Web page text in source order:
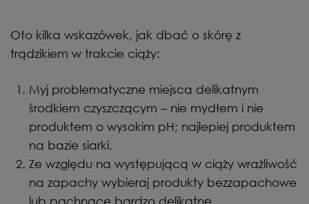
Oto kilka wskazówek, jak dbać o skórę z
trądzikiem w trakcie ciąży:
Myj problematyczne miejsca delikatnym
środkiem czyszczącym – nie mydłem i nie
produktem o wysokim pH; najlepiej produktem
na bazie siarki.
Ze względu na występującą w ciąży wrażliwość
na zapachy wybieraj produkty bezzapachowe
lub pachnące bardzo delikatne.